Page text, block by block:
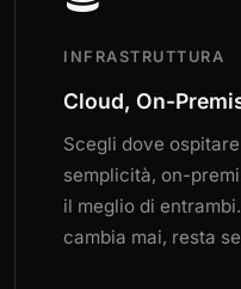
INFRASTRUTTURA
Cloud, On-
Scegli dove
semplicità, on-
il meglio di
cambia mai, resta